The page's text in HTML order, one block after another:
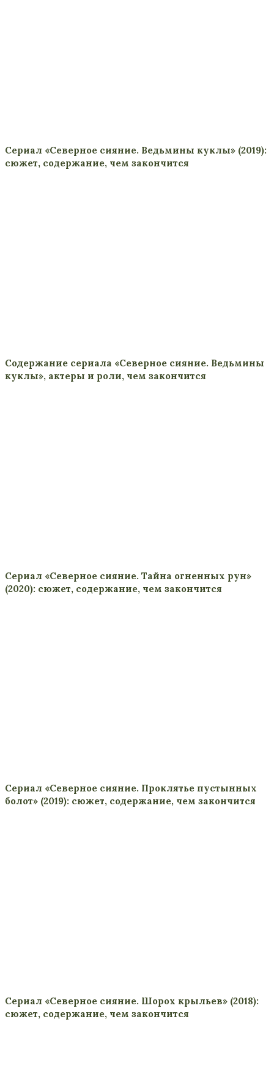
Сериал «Северное сияние. Ведьмины куклы» (2019):
сюжет, содержание, чем закончится
Содержание сериала «Северное сияние. Ведьмины
куклы», актеры и роли, чем закончится
Сериал «Северное сияние. Тайна огненных рун»
(2020): сюжет, содержание, чем закончится
Сериал «Северное сияние. Проклятье пустынных
болот» (2019): сюжет, содержание, чем закончится
Сериал «Северное сияние. Шорох крыльев» (2018):
сюжет, содержание, чем закончится